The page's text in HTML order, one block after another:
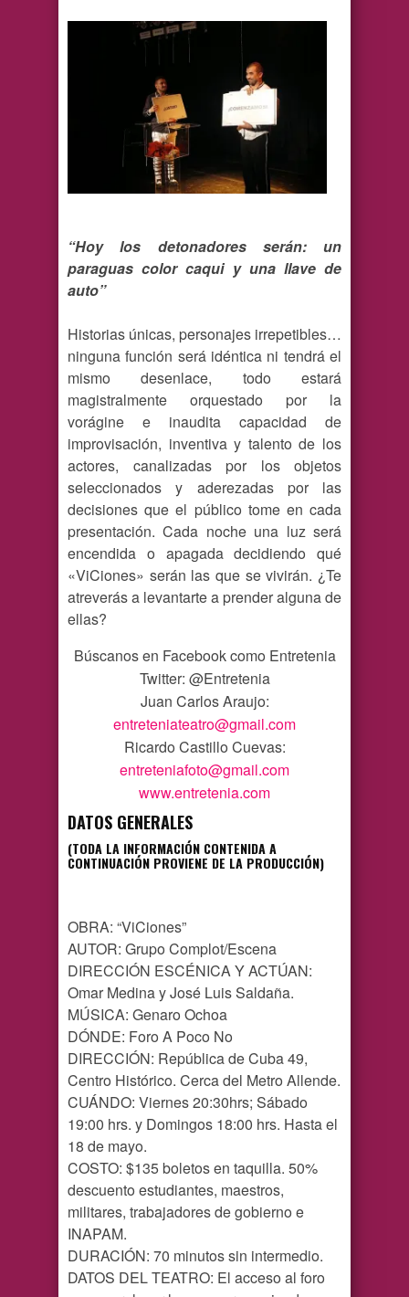
“Hoy los detonadores serán: un
paraguas color caqui y una llave de
auto”
Historias únicas, personajes irrepetibles…
ninguna función será idéntica ni tendrá el
mismo desenlace, todo estará
magistralmente orquestado por la
vorágine e inaudita capacidad de
improvisación, inventiva y talento de los
actores, canalizadas por los objetos
seleccionados y aderezadas por las
decisiones que el público tome en cada
presentación. Cada noche una luz será
encendida o apagada decidiendo qué
«ViCiones» serán las que se vivirán. ¿Te
atreverás a levantarte a prender alguna de
ellas?
Búscanos en Facebook como Entretenia
Twitter: @Entretenia
Juan Carlos Araujo:
entreteniateatro@gmail.com
Ricardo Castillo Cuevas:
entreteniafoto@gmail.com
www.entretenia.com
DATOS GENERALES
(TODA LA INFORMACIÓN CONTENIDA A
CONTINUACIÓN PROVIENE DE LA PRODUCCIÓN)
OBRA: “ViCiones”
AUTOR: Grupo Complot/Escena
DIRECCIÓN ESCÉNICA Y ACTÚAN:
Omar Medina y José Luis Saldaña.
MÚSICA: Genaro Ochoa
DÓNDE: Foro A Poco No
DIRECCIÓN: República de Cuba 49,
Centro Histórico. Cerca del Metro Allende.
CUÁNDO: Viernes 20:30hrs; Sábado
19:00 hrs. y Domingos 18:00 hrs. Hasta el
18 de mayo.
COSTO: $135 boletos en taquilla. 50%
descuento estudiantes, maestros,
militares, trabajadores de gobierno e
INAPAM.
DURACIÓN: 70 minutos sin intermedio.
DATOS DEL TEATRO: El acceso al foro